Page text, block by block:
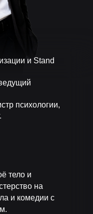
и Stand
психологии,
тело и
на
и комедии с